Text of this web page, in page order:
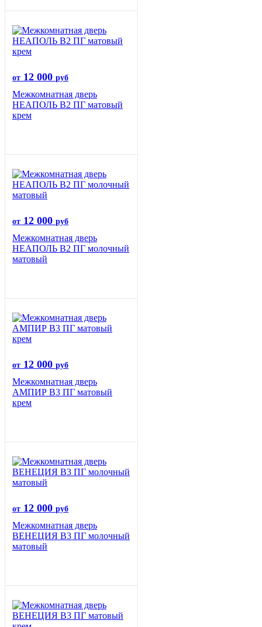
от 12 000 руб
Межкомнатная дверь
НЕАПОЛЬ В2 ПГ матовый
крем
от 12 000 руб
Межкомнатная дверь
НЕАПОЛЬ В2 ПГ молочный
матовый
от 12 000 руб
Межкомнатная дверь
АМПИР В3 ПГ матовый
крем
от 12 000 руб
Межкомнатная дверь
ВЕНЕЦИЯ B3 ПГ молочный
матовый